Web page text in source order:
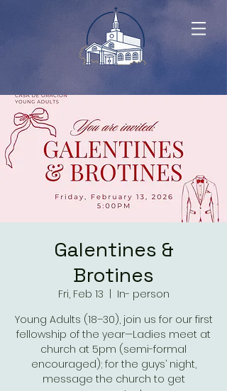
Galentines &
Brotines
Fri, Feb 13
In- person
Young Adults (18–30), join us for our first
fellowship of the year—Ladies meet at
church at 5pm (semi-formal
encouraged); for the guys’ night,
message the church to get